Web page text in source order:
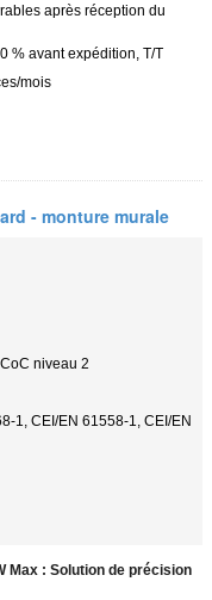
après réception du
% avant expédition, T/T
mois
- monture murale
niveau 2
1, CEI/EN 61558-1, CEI/EN
Max : Solution de précision